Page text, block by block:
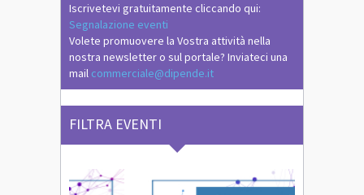
Iscrivetevi gratuitamente cliccando qui:
Segnalazione eventi
Volete promuovere la Vostra attività nella
nostra newsletter o sul portale? Inviateci una
mail commerciale@dipende.it
FILTRA EVENTI